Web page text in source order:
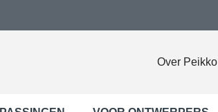
Over Peikko